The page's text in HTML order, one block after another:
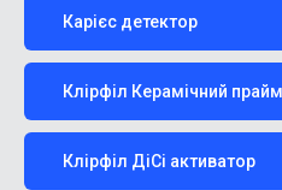
Карієс детектор
Клірфіл Керамічний
Клірфіл ДіСі активатор